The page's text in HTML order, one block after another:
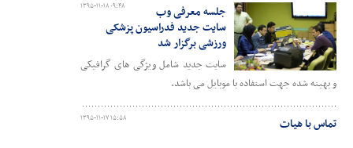
۱۳۹۵-۱۱-۱۸ ۰۹:۴۸
جلسه معرفی وب
سایت جدید فدراسیون پزشکی
ورزشی برگزار شد
سایت جدید شامل ویژگی های گرافیکی
و بهینه شده جهت استفاده با موبایل می باشد.
۱۳۹۵-۱۱-۱۷ ۱۵:۵۸ تماس با هیات